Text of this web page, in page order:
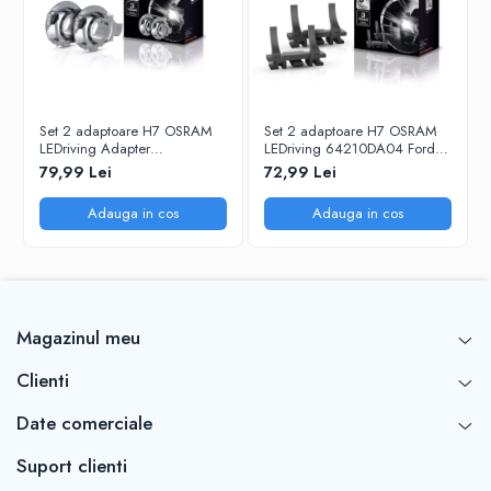
Cantitate: 2 buc
Producător: OSRAM
Set 2 adaptoare H7 OSRAM
LEDriving Adapter
64210DA01-1
79,99 Lei
Adauga in cos
Set 2 adaptoare H7 OSRAM
LEDriving 64210DA04 Ford
,Fiat, Opel
72,99 Lei
Adauga in cos
Magazinul meu
Clienti
Date comerciale
Suport clienti